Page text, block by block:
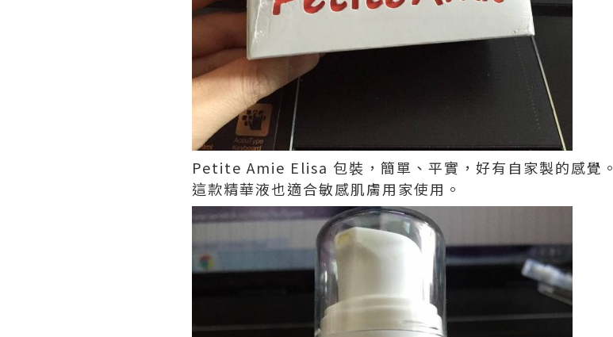
Petite Amie Elisa 包裝，簡單、平實，好有自家製的感覺。
這款精華液也適合敏感肌膚用家使用。